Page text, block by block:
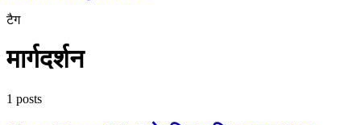
टैग
मार्गदर्शन
1 posts